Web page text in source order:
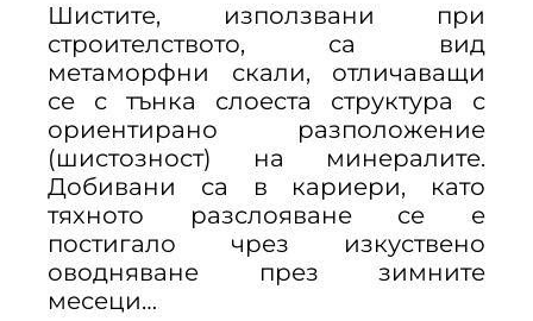
Шистите, използвани при
строителството, са вид
метаморфни скали, отличаващи
се с тънка слоеста структура с
ориентирано разположение
(шистозност) на минералите.
Добивани са в кариери, като
тяхното разслояване се е
постигало чрез изкуствено
оводняване през зимните
месеци…